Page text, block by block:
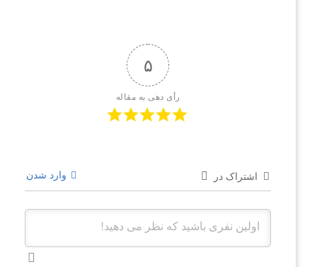
۵
رأی دهی به مقاله
اشتراک در وارد شدن